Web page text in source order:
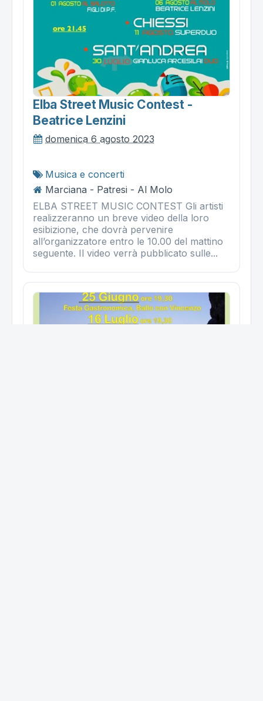
Elba Street Music Contest -
Beatrice Lenzini
domenica 6 agosto 2023
Musica e concerti
Marciana - Patresi - Al Molo
ELBA STREET MUSIC CONTEST Gli artisti
realizzeranno un breve video della loro
esibizione, che dovrà pervenire
all’organizzatore entro le 10.00 del mattino
seguente. Il video verrà pubblicato sulle...